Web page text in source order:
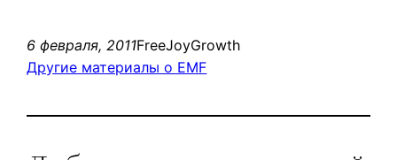
6 февраля, 2011FreeJoyGrowth
Другие материалы о EMF